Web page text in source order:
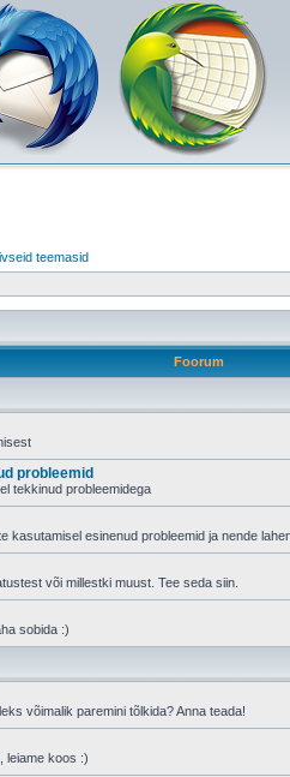
teemasid
Foorum
probleemid
tekkinud probleemidega
kasutamisel esinenud probleemid ja nende
või millestki muust. Tee seda siin.
sobida :)
võimalik paremini tõlkida? Anna teada!
leiame koos :)